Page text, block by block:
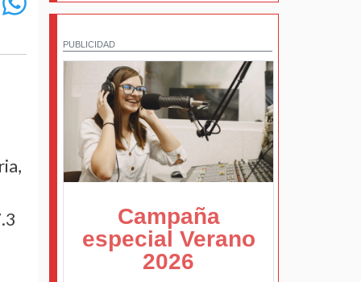
PUBLICIDAD
Campaña
especial Verano
2026